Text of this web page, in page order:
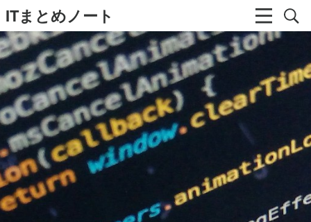
ITまとめノート